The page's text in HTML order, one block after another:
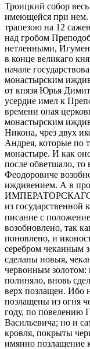
Троицкий собор
имеющейся при нем.
трапезою на 12
над гробом
нетленными,
в конце великаго
начале
монастырским
от князя Юрья
усердие имел к
времени оная
монастырским
Никона, чрез двух
Андрея, которые по
монастыре. И как
после обветшало,
Феодоровиче
иждивением. А в
ИМПЕРАТОРСКАГО
из государственной
писание с
возобновлено, так
поновлено, и
серебром чеканным
сделаны новыя,
червонным золотом:
полиняло, вновь
верх позлащен. Ибо
позлащены из огня
году, по повелению
Васильевича; но и
кровля, покрыты
имянно позлащение